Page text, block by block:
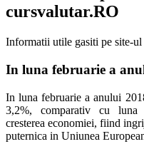
cursvalutar.RO
Informatii utile gasiti pe site-
In luna februarie a
In luna februarie a anului
3,2%, comparativ cu luna
cresterea economiei, fiind
puternica in Uniunea